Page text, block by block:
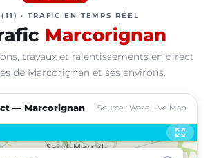
· TRAFIC EN TEMPS RÉEL
Marcorignan
travaux et ralentissements en direct
de Marcorignan et ses environs.
— Marcorignan Source : Waze Live Map